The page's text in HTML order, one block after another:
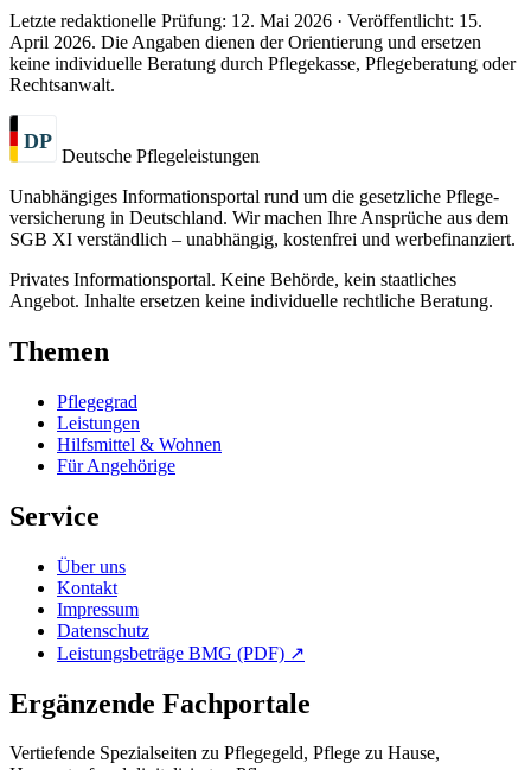
Letzte redaktionelle Prüfung: 12. Mai 2026 · Veröffentlicht: 15.
April 2026. Die Angaben dienen der Orientierung und ersetzen
keine individuelle Beratung durch Pflegekasse, Pflegeberatung oder
Rechtsanwalt.
DP
Deutsche Pflegeleistungen
Unabhängiges Informations­portal rund um die gesetzliche Pflege­
versicherung in Deutschland. Wir machen Ihre Ansprüche aus dem
SGB XI verständlich – unabhängig, kostenfrei und werbefinanziert.
Privates Informationsportal. Keine Behörde, kein staatliches
Angebot. Inhalte ersetzen keine individuelle rechtliche Beratung.
Themen
Pflegegrad
Leistungen
Hilfsmittel & Wohnen
Für Angehörige
Service
Über uns
Kontakt
Impressum
Datenschutz
Leistungs­beträge BMG (PDF) ↗
Ergänzende Fachportale
Vertiefende Spezialseiten zu Pflegegeld, Pflege zu Hause,